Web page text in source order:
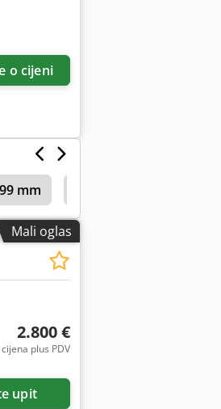
o cijeni
mm
Mali oglas
2.800 €
plus PDV
upit